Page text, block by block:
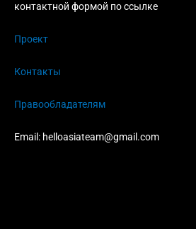
контактной формой по ссылке
Проект
Контакты
Правообладателям
Email: helloasiateam@gmail.com